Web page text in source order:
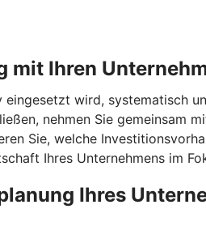
mit Ihren
wird, systematisch
nehmen Sie gemeinsam
Sie, welche
Ihres Unternehmens im
Ihres